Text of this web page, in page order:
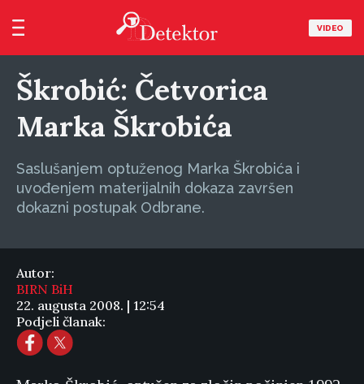
VIDEO
Škrobić: Četvorica
Marka Škrobića
Saslušanjem optuženog Marka Škrobića i
uvođenjem materijalnih dokaza završen
dokazni postupak Odbrane.
Autor:
BIRN BiH
22. augusta 2008. | 12:54
Podjeli članak: